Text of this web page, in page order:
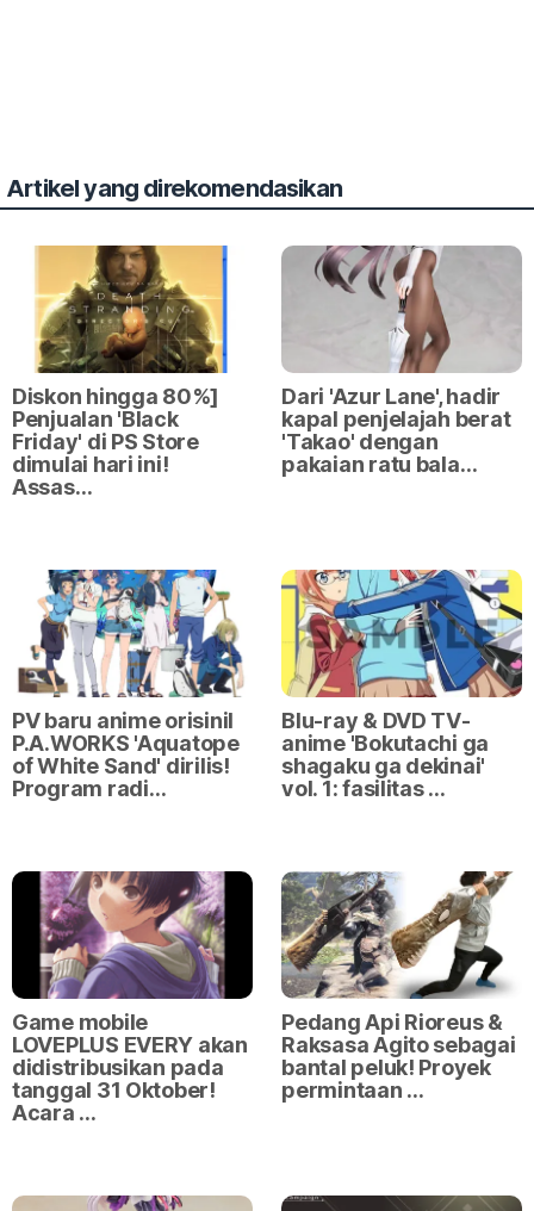
Artikel yang direkomendasikan
Diskon hingga 80%]
Penjualan 'Black
Friday' di PS Store
dimulai hari ini!
Assas…
Dari 'Azur Lane', hadir
kapal penjelajah berat
'Takao' dengan
pakaian ratu bala…
PV baru anime orisinil
P.A.WORKS 'Aquatope
of White Sand' dirilis!
Program radi…
Blu-ray & DVD TV-
anime 'Bokutachi ga
shagaku ga dekinai'
vol. 1: fasilitas …
Game mobile
LOVEPLUS EVERY akan
didistribusikan pada
tanggal 31 Oktober!
Acara …
Pedang Api Rioreus &
Raksasa Agito sebagai
bantal peluk! Proyek
permintaan …